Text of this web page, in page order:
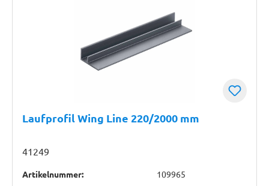
Laufprofil Wing Line 220/2000 mm
41249
Artikelnummer: 109965